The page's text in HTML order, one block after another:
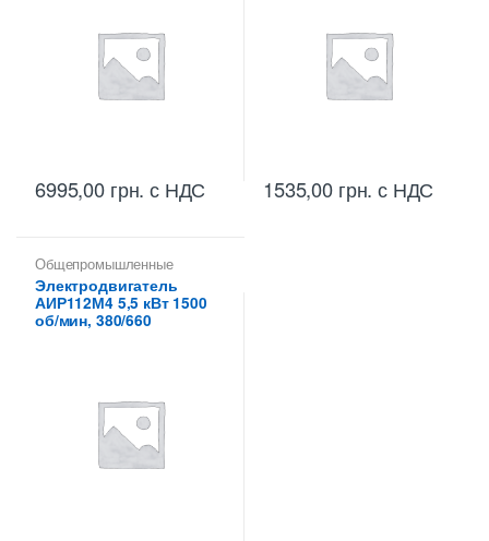
6995,00 грн. с НДС 1535,00 грн. с НДС
Общепромышленные
электродвигатели
Электродвигатель
АИР112М4 5,5 кВт 1500
об/мин, 380/660